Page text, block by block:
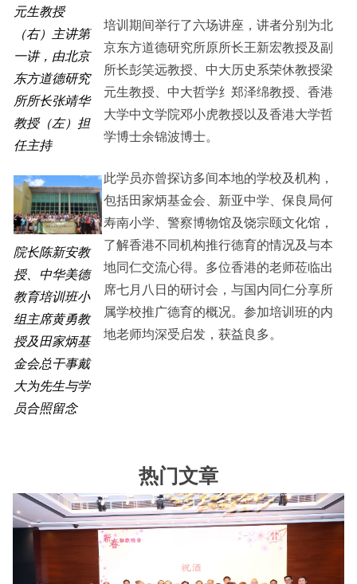
元生教授
（右）主讲第
一讲，由北京
东方道德研究
所所长张靖华
教授（左）担
任主持
院长陈新安教
授、中华美德
教育培训班小
组主席黄勇教
授及田家炳基
金会总干事戴
大为先生与学
员合照留念
培训期间举行了六场讲座，讲者分别为北
京东方道德研究所原所长王新宏教授及副
所长彭笑远教授、中大历史系荣休教授梁
元生教授、中大哲学纟郑泽绵教授、香港
大学中文学院邓小虎教授以及香港大学哲
学博士余锦波博士。
此学员亦曾探访多间本地的学校及机构，
包括田家炳基金会、新亚中学、保良局何
寿南小学、警察博物馆及饶宗颐文化馆，
了解香港不同机构推行德育的情况及与本
地同仁交流心得。多位香港的老师莅临出
席七月八日的研讨会，与国内同仁分享所
属学校推广德育的概况。参加培训班的内
地老师均深受启发，获益良多。
热门文章